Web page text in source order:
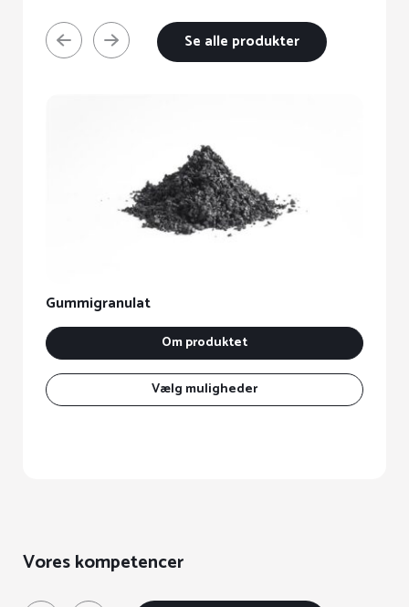
Se alle produkter
Gummigranulat
Om produktet
Vælg muligheder
Dette
vare
har
flere
varianter.
Vores kompetencer